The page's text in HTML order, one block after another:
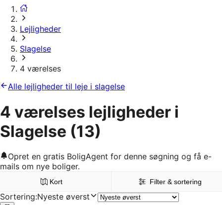
Lejligheder
Slagelse
4 værelses
Alle lejligheder til leje i slagelse
4 værelses lejligheder i
Slagelse (13)
Opret en gratis BoligAgent for denne søgning og få e-
mails om nye boliger.
Kort Filter & sortering
Sortering:Nyeste øverst